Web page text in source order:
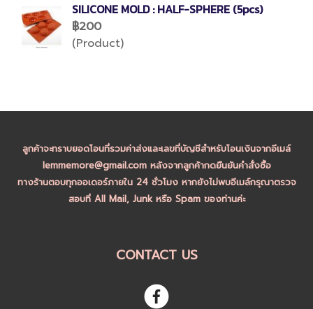
SILICONE MOLD : HALF-SPHERE (5pcs)
฿200
(Product)
ลูกค้าจะทราบยอดโอนที่รวมค่าส่งและเลขที่บัญชีสำหรับโอนเงินจากอีเมล์
lemmemore@gmail.com หลังจากลูกค้ากดยืนยันคำสั่งซื้อ
ทางร้านตอบทุกออเดอร์ภายใน 24 ชั่วโมง หากยังไม่พบอีเมล์กรุณาตรวจ
สอบที่ All Mail, Junk หรือ Spam ของท่านค่ะ
CONTACT US